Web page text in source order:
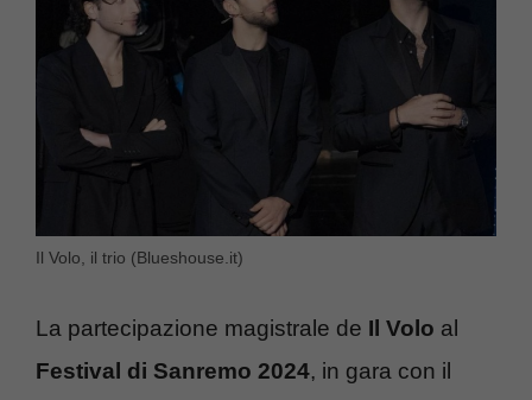
Il Volo, il trio (Blueshouse.it)
La partecipazione magistrale de Il Volo al
Festival di Sanremo 2024, in gara con il